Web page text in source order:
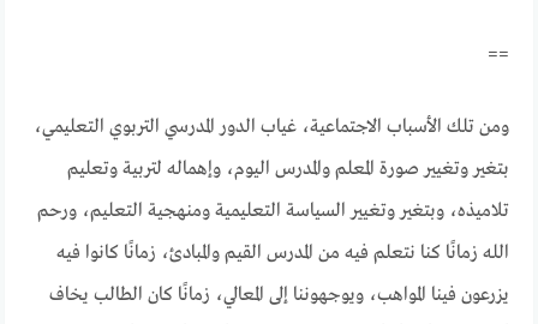
==
ومن تلك الأسباب الاجتماعية، غياب الدور المدرسي التربوي التعليمي،
بتغير وتغيير صورة المعلم والمدرس اليوم، وإهماله لتربية وتعليم
تلاميذه، وبتغير وتغيير السياسة التعليمية ومنهجية التعليم، ورحم
الله زمانًا كنا نتعلم فيه من المدرس القيم والمبادئ، زمانًا كانوا فيه
يزرعون فينا المواهب، ويوجهوننا إلى المعالي، زمانًا كان الطالب يخاف